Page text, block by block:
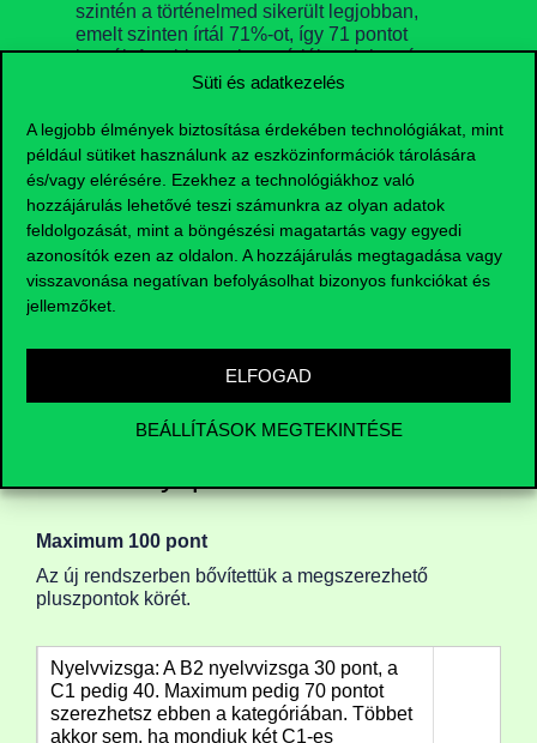
Süti és adatkezelés
A legjobb élmények biztosítása érdekében technológiákat, mint
például sütiket használunk az eszközinformációk tárolására
és/vagy elérésére. Ezekhez a technológiákhoz való
hozzájárulás lehetővé teszi számunkra az olyan adatok
feldolgozását, mint a böngészési magatartás vagy egyedi
azonosítók ezen az oldalon. A hozzájárulás megtagadása vagy
visszavonása negatívan befolyásolhat bizonyos funkciókat és
jellemzőket.
ELFOGAD
BEÁLLÍTÁSOK MEGTEKINTÉSE
szintén a történelmed sikerült legjobban,
emelt szinten írtál 71%-ot, így 71 pontot
kaptál. Az ebben a kategóriában lehetséges
200 pontból így 133 pontot szereztél.
Duplázz!
Ha különösen jól sikerül az a két érettségid, amiből
a szakonkénti érettségi pontokat számítjuk, akár
két érettségi tárgyadat vesszük figyelembe. A
számítás módja nem változik, mindössze annyiban
számolnod.
Maximum 100 pont
Az új rendszerben bővítettük a megszerezhető
pluszpontok körét.
Nyelvvizsga: A B2 nyelvvizsga 30 pont, a
C1 pedig 40. Maximum pedig 70 pontot
szerezhetsz ebben a kategóriában. Többet
akkor sem, ha mondjuk két C1-es